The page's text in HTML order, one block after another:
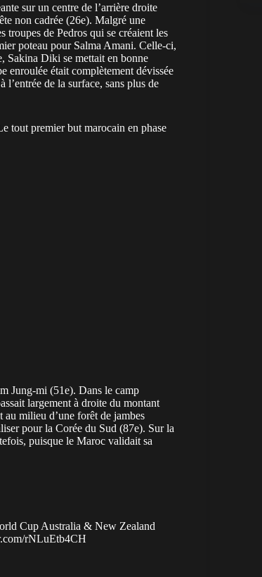
sur un centre de l’arrière droite
non cadrée (26e). Malgré une
troupes de Pedros qui se créaient les
poteau pour Salma Amani. Celle-ci,
Sakina Diki se mettait en bonne
enroulée était complètement dévissée
l’entrée de la surface, sans plus de
premier but marocain en phase
Jung-mi (51e). Dans le camp
largement à droite du montant
milieu d’une forêt de jambes
pour la Corée du Sud (87e). Sur la
puisque le Maroc validait sa
Cup Australia & New Zealand
rNLuEtb4CH